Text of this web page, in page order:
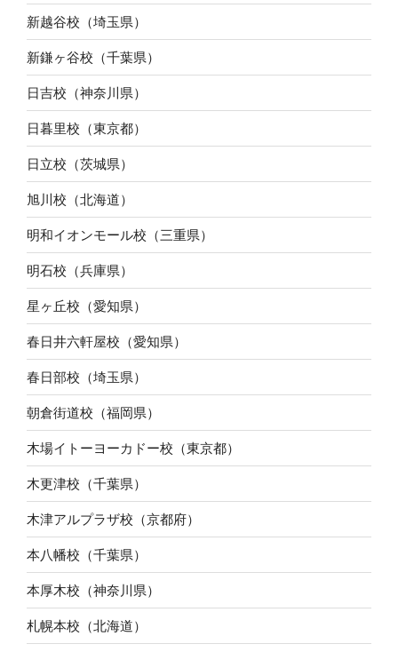
新越谷校（埼玉県）
新鎌ヶ谷校（千葉県）
日吉校（神奈川県）
日暮里校（東京都）
日立校（茨城県）
旭川校（北海道）
明和イオンモール校（三重県）
明石校（兵庫県）
星ヶ丘校（愛知県）
春日井六軒屋校（愛知県）
春日部校（埼玉県）
朝倉街道校（福岡県）
木場イトーヨーカドー校（東京都）
木更津校（千葉県）
木津アルプラザ校（京都府）
本八幡校（千葉県）
本厚木校（神奈川県）
札幌本校（北海道）